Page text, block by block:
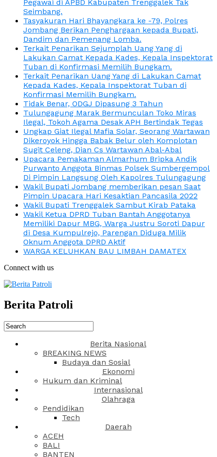
Pegawai di APBD Kabupaten Trenggalek Tak
Seimbang.
Tasyakuran Hari Bhayangkara ke -79, Polres
Jombang Berikan Penghargaan kepada Bupati,
Dandim dan Pemenang Lomba.
Terkait Penarikan Sejumplah Uang Yang di
Lakukan Camat Kepada Kades, Kepala Inspektorat
Tuban di Konfirmasi Memilih Bungkam.
Terkait Penarikan Uang Yang di Lakukan Camat
Kepada Kades, Kepala Inspektorat Tuban di
Konfirmasi Memilih Bungkam.
Tidak Benar, ODGJ Dipasung 3 Tahun
Tulungagung Marak Bermunculan Toko Miras
Ilegal, Tokoh Agama Desak APH Bertindak Tegas
Ungkap Giat Ilegal Mafia Solar, Seorang Wartawan
Dikeroyok Hingga Babak Belur oleh Komplotan
Sugit Celeng, Dian Cs Wartawan Abal-Abal
Upacara Pemakaman Almarhum Bripka Andik
Purwanto Anggota Binmas Polsek Sumbergempol
Di Pimpin Langsung Oleh Kapolres Tulungagung
Wakil Bupati Jombang memberikan pesan Saat
Pimpin Upacara Hari Kesaktian Pancasila 2022
Wakil Bupati Trenggalek Sambut Kirab Pataka
Wakil Ketua DPRD Tuban Bantah Anggotanya
Memiliki Dapur MBG, Warga Justru Soroti Dapur
di Desa Kumpulrejo, Parengan Diduga Milik
Oknum Anggota DPRD Aktif
WARGA KELUHKAN BAU LIMBAH DAMATEX
Connect with us
Berita Patroli
Berita Nasional
BREAKING NEWS
Budaya dan Sosial
Ekonomi
Hukum dan Kriminal
Internasional
Olahraga
Pendidikan
Tech
Daerah
ACEH
BALI
BANTEN